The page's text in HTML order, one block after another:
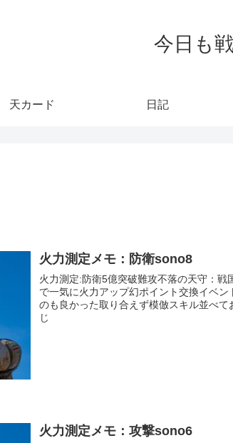
今日も
天カード 日記
火力測定メモ：防衛sono8
火力測定:防衛5億突破難攻不落の天守：戦
で一気に火力アップ幻ポイント交換イベン
のも良かった取り合えず模倣スキル並べ
じ
火力測定メモ：攻撃sono6